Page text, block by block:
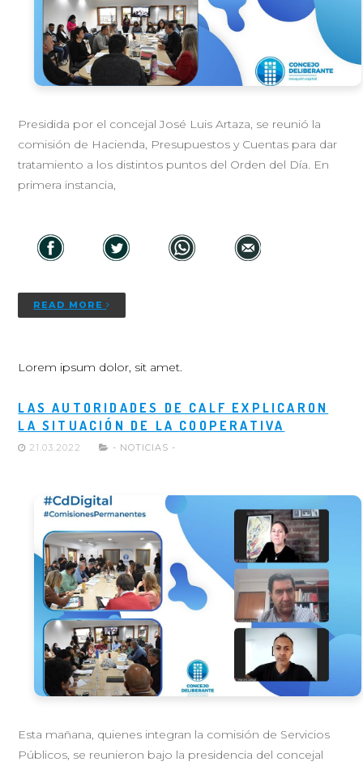
Presidida por el concejal José Luis Artaza, se reunió la
comisión de Hacienda, Presupuestos y Cuentas para dar
tratamiento a los distintos puntos del Orden del Día. En
primera instancia,
READ MORE
Lorem ipsum dolor, sit amet.
LAS AUTORIDADES DE CALF EXPLICARON
LA SITUACIÓN DE LA COOPERATIVA
21.03.2022 - NOTICIAS -
Esta mañana, quienes integran la comisión de Servicios
Públicos, se reunieron bajo la presidencia del concejal